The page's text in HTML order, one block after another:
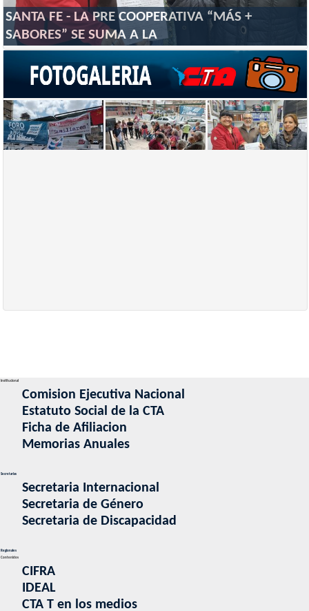
SANTA FE - LA PRE COOPERATIVA “MÁS +
SABORES” SE SUMA A LA
Institucional
Comision Ejecutiva Nacional
Estatuto Social de la CTA
Ficha de Afiliacion
Memorias Anuales
Secretarias
Secretaria Internacional
Secretaria de Género
Secretaria de Discapacidad
Regionales
Contenidos
CIFRA
IDEAL
CTA T en los medios